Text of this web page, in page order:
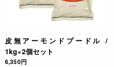
皮無アーモンドプードル /
1kg×2個セット
6,350円